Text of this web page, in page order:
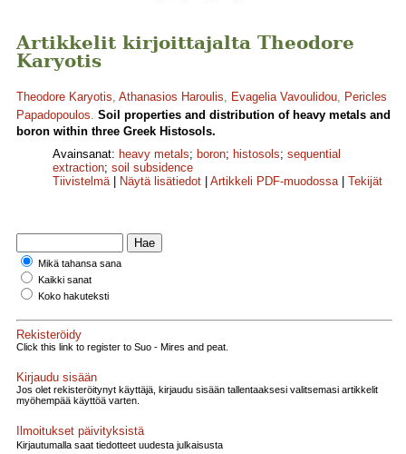
Artikkelit kirjoittajalta Theodore
Karyotis
Theodore Karyotis, Athanasios Haroulis, Evagelia Vavoulidou, Pericles
Papadopoulos. Soil properties and distribution of heavy metals and
boron within three Greek Histosols.
Avainsanat: heavy metals; boron; histosols; sequential
extraction; soil subsidence
Tiivistelmä| Näytä lisätiedot Artikkeli PDF-muodossa| Tekijät
Mikä tahansa sana
Kaikki sanat
Koko hakuteksti
Rekisteröidy
Click this link to register to Suo - Mires and peat.
Kirjaudu sisään
Jos olet rekisteröitynyt käyttäjä, kirjaudu sisään tallentaaksesi valitsemasi artikkelit
myöhempää käyttöä varten.
Ilmoitukset päivityksistä
Kirjautumalla saat tiedotteet uudesta julkaisusta